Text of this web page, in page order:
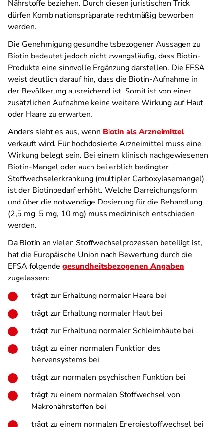
Nährstoffe beziehen. Durch diesen juristischen Trick
dürfen Kombinationspräparate rechtmäßig beworben
werden.
Die Genehmigung gesundheitsbezogener Aussagen zu
Biotin bedeutet jedoch nicht zwangsläufig, dass Biotin-
Produkte eine sinnvolle Ergänzung darstellen. Die EFSA
weist deutlich darauf hin, dass die Biotin-Aufnahme in
der Bevölkerung ausreichend ist. Somit ist von einer
zusätzlichen Aufnahme keine weitere Wirkung auf Haut
oder Haare zu erwarten.
Anders sieht es aus, wenn Biotin als Arzneimittel
verkauft wird. Für hochdosierte Arzneimittel muss eine
Wirkung belegt sein. Bei einem klinisch nachgewiesenen
Biotin-Mangel oder auch bei erblich bedingter
Stoffwechselerkrankung (multipler Carboxylasemangel)
ist der Biotinbedarf erhöht. Welche Darreichungsform
und über die notwendige Dosierung für die Behandlung
(2,5 mg, 5 mg, 10 mg) muss medizinisch entschieden
werden.
Da Biotin an vielen Stoffwechselprozessen beteiligt ist,
hat die Europäische Union nach Bewertung durch die
EFSA folgende gesundheitsbezogenen Angaben
zugelassen:
trägt zur Erhaltung normaler Haare bei
trägt zur Erhaltung normaler Haut bei
trägt zur Erhaltung normaler Schleimhäute bei
trägt zu einer normalen Funktion des
Nervensystems bei
trägt zur normalen psychischen Funktion bei
trägt zu einem normalen Stoffwechsel von
Makronährstoffen bei
trägt zu einem normalen Energiestoffwechsel bei